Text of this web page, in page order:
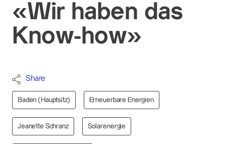
«Wir haben das
Know-how»
Share
Baden (Hauptsitz) Erneuerbare Energien
Jeanette Schranz Solarenergie